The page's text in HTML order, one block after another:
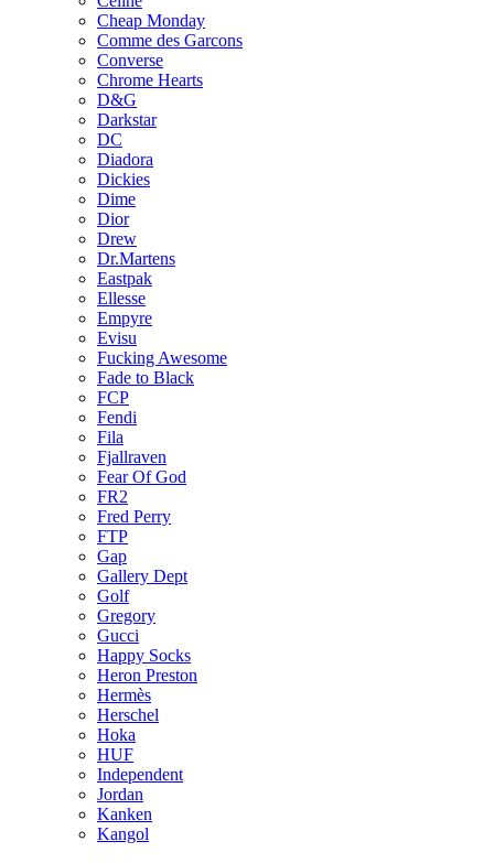
Cheap Monday
Comme des Garcons
Converse
Chrome Hearts
D&G
Darkstar
DC
Diadora
Dickies
Dime
Dior
Drew
Dr.Martens
Eastpak
Ellesse
Empyre
Evisu
Fucking Awesome
Fade to Black
FCP
Fendi
Fila
Fjallraven
Fear Of God
FR2
Fred Perry
FTP
Gap
Gallery Dept
Golf
Gregory
Gucci
Happy Socks
Heron Preston
Hermès
Hersсhel
Hoka
HUF
Independent
Jordan
Kanken
Kangol